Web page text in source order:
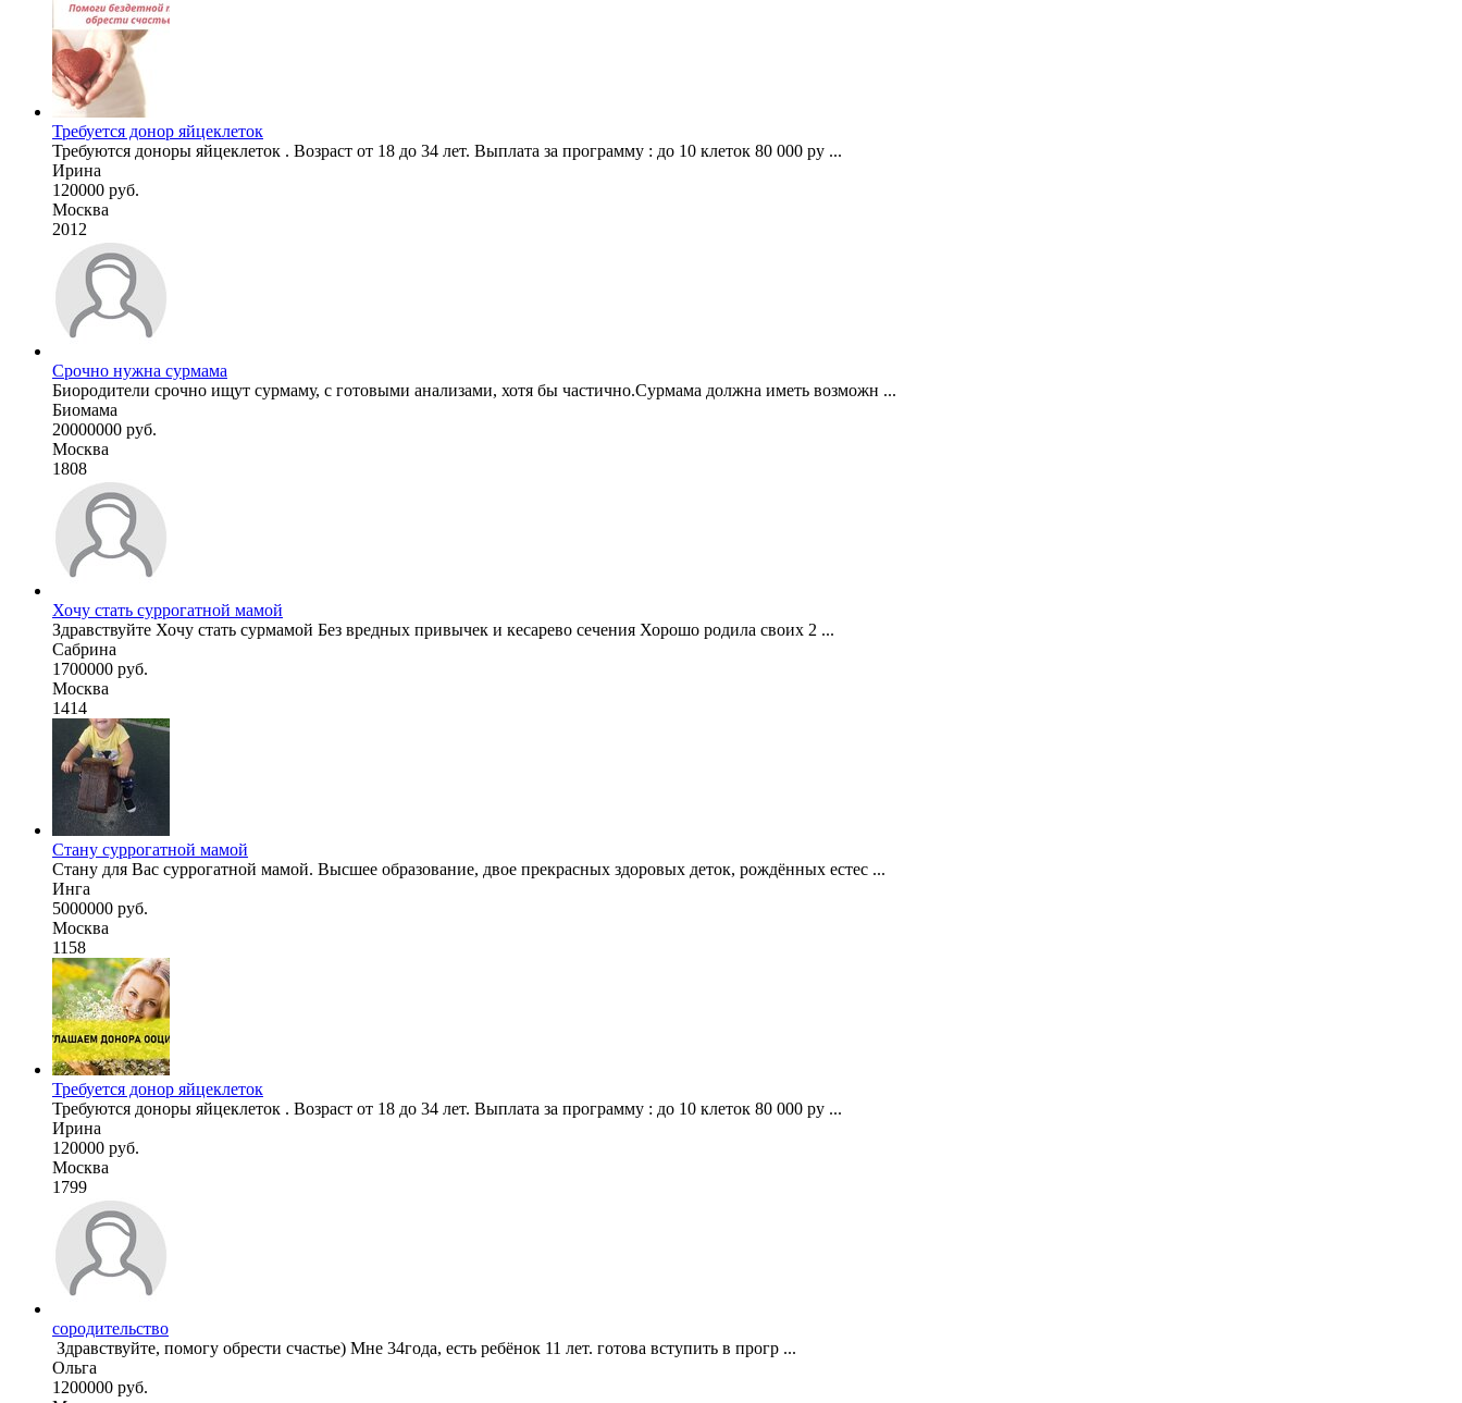
Требуется донор яйцеклеток
Требуются доноры яйцеклеток . Возраст от 18 до 34 лет. Выплата за программу : до 10 клеток 80 000 ру ...
Ирина
120000 руб.
Москва
2012
Срочно нужна сурмама
Биородители срочно ищут сурмаму, с готовыми анализами, хотя бы частично.Сурмама должна иметь возможн ...
Биомама
20000000 руб.
Москва
1808
Хочу стать суррогатной мамой
Здравствуйте Хочу стать сурмамой Без вредных привычек и кесарево сечения Хорошо родила своих 2 ...
Сабрина
1700000 руб.
Москва
1414
Стану суррогатной мамой
Стану для Вас суррогатной мамой. Высшее образование, двое прекрасных здоровых деток, рождённых естес ...
Инга
5000000 руб.
Москва
1158
Требуется донор яйцеклеток
Требуются доноры яйцеклеток . Возраст от 18 до 34 лет. Выплата за программу : до 10 клеток 80 000 ру ...
Ирина
120000 руб.
Москва
1799
сородительство
‏ Здравствуйте, помогу обрести счастье) Мне 34года, есть ребёнок 11 лет. готова вступить в прогр ...
Ольга
1200000 руб.